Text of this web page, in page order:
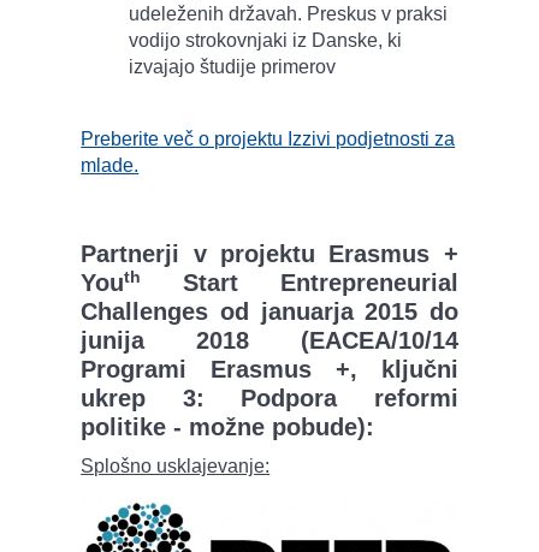
udeleženih državah. Preskus v praksi
vodijo strokovnjaki iz Danske, ki
izvajajo študije primerov
Preberite več o projektu Izzivi podjetnosti za
mlade.
Partnerji v projektu Erasmus +
Youth
Start Entrepreneurial
Challenges od januarja 2015 do
junija 2018 (EACEA/10/14
Programi Erasmus +, ključni
ukrep 3: Podpora reformi
politike - možne pobude):
Splošno usklajevanje: